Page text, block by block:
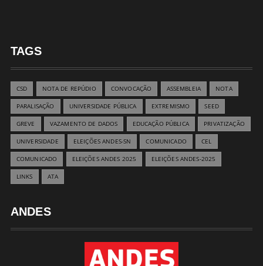
TAGS
CSD NOTA DE REPÚDIO CONVOCAÇÃO ASSEMBLEIA NOTA
PARALISAÇÃO UNIVERSIDADE PÚBLICA EXTREMISMO SEED
GREVE VAZAMENTO DE DADOS EDUCAÇÃO PÚBLICA PRIVATIZAÇÃO
UNIVERSIDADE ELEIÇÕES ANDES-SN COMUNICADO CEL
COMUNICADO ELEIÇÕES ANDES 2025 ELEIÇÕES ANDES-2025
LINKS ATA
ANDES